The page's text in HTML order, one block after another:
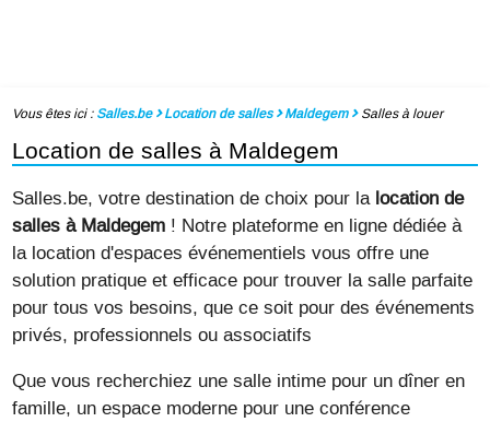
Vous êtes ici : Salles.be Location de salles Maldegem Salles à louer
Location de salles à Maldegem
Salles.be, votre destination de choix pour la location de
salles à Maldegem ! Notre plateforme en ligne dédiée à
la location d'espaces événementiels vous offre une
solution pratique et efficace pour trouver la salle parfaite
pour tous vos besoins, que ce soit pour des événements
privés, professionnels ou associatifs
Que vous recherchiez une salle intime pour un dîner en
famille, un espace moderne pour une conférence